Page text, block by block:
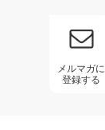
メルマガに
登録する